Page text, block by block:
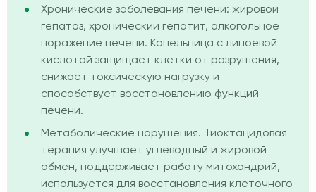
Хронические заболевания печени: жировой
гепатоз, хронический гепатит, алкогольное
поражение печени. Капельница с липоевой
кислотой защищает клетки от разрушения,
снижает токсическую нагрузку и
способствует восстановлению функций
печени.
Метаболические нарушения. Тиоктацидовая
терапия улучшает углеводный и жировой
обмен, поддерживает работу митохондрий,
используется для восстановления клеточного